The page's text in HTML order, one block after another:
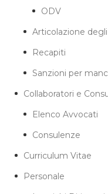
ODV
Articolazione
Recapiti
Sanzioni per
Collaboratori e
Elenco Avvocati
Consulenze
Curriculum Vitae
Personale